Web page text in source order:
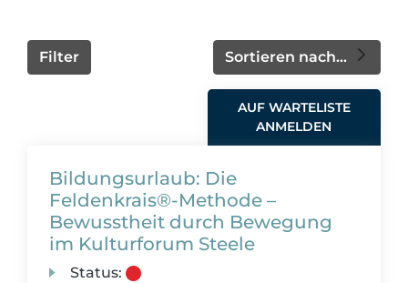
Sortieren nach...
Filter
AUF WARTELISTE
ANMELDEN
Bildungsurlaub: Die
Feldenkrais®-Methode –
Bewusstheit durch Bewegung
im Kulturforum Steele
Status: